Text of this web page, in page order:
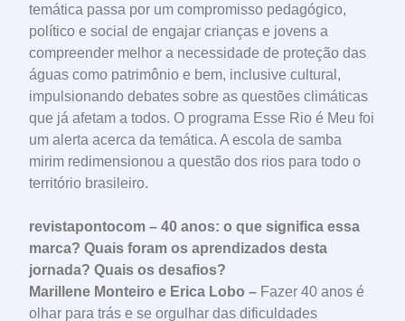
temática passa por um compromisso pedagógico,
político e social de engajar crianças e jovens a
compreender melhor a necessidade de proteção das
águas como patrimônio e bem, inclusive cultural,
impulsionando debates sobre as questões climáticas
que já afetam a todos. O programa Esse Rio é Meu foi
um alerta acerca da temática. A escola de samba
mirim redimensionou a questão dos rios para todo o
território brasileiro.
revistapontocom – 40 anos: o que significa essa
marca? Quais foram os aprendizados desta
jornada? Quais os desafios?
Marillene Monteiro e Erica Lobo – Fazer 40 anos é
olhar para trás e se orgulhar das dificuldades